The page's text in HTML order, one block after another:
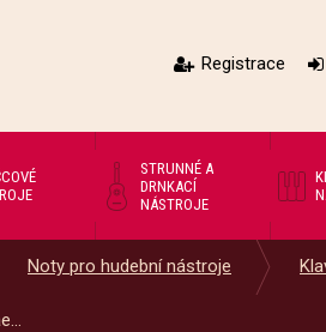
Registrace
STRUNNÉ A
DRNKACÍ
NÁSTROJE
Noty pro hudební nástroje